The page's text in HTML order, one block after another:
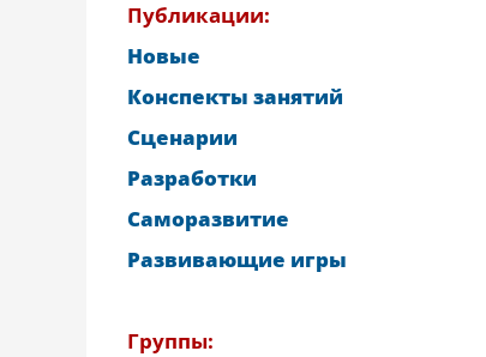
Публикации:
Новые
Конспекты занятий
Сценарии
Разработки
Саморазвитие
Развивающие игры
Группы: